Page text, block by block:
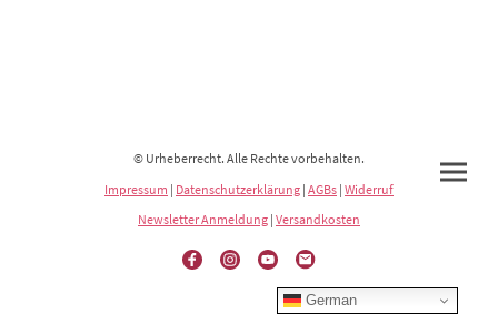
© Urheberrecht. Alle Rechte vorbehalten.
Impressum | Datenschutzerklärung | AGBs | Widerruf
Newsletter Anmeldung | Versandkosten
German